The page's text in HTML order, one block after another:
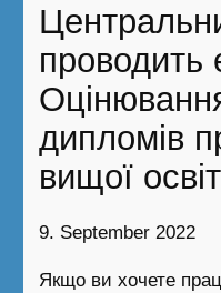
проводить
дипломів
вищої
9. September 2022
Якщо ви хочете